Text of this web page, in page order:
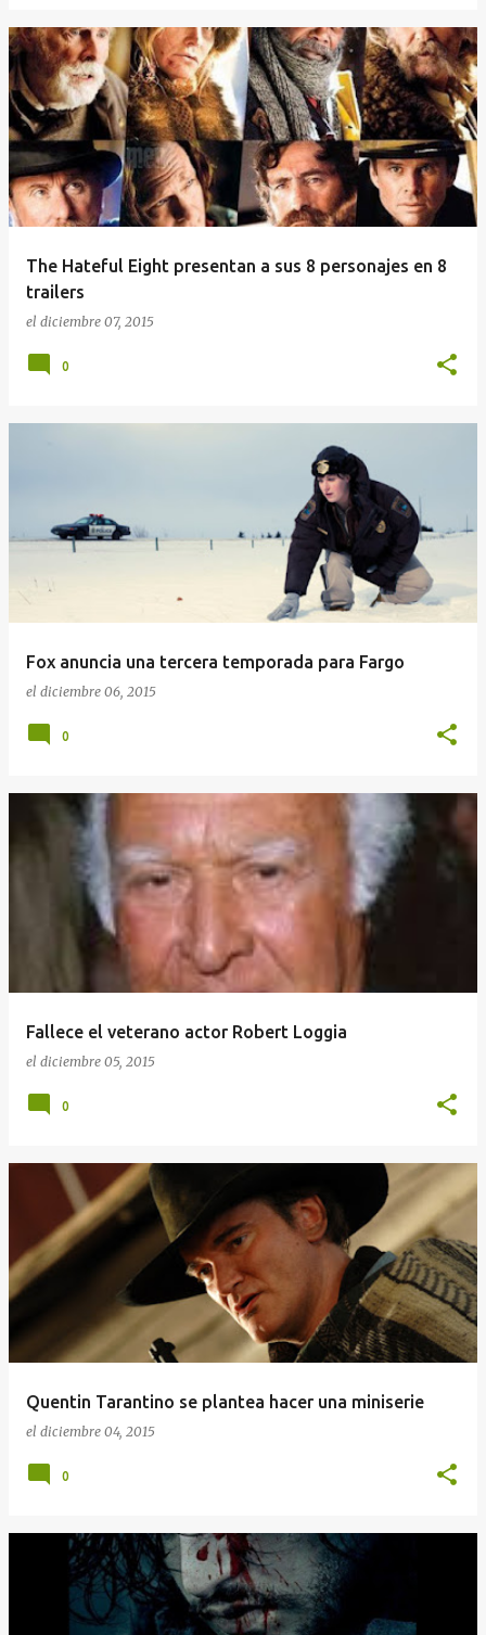
The Hateful Eight presentan a sus 8 personajes en 8
trailers
el diciembre 07, 2015
0
Fox anuncia una tercera temporada para Fargo
el diciembre 06, 2015
0
Fallece el veterano actor Robert Loggia
el diciembre 05, 2015
0
Quentin Tarantino se plantea hacer una miniserie
el diciembre 04, 2015
0